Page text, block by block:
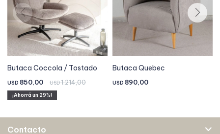
Butaca Coccola / Tostado
USD 850,00 USD1.214,00
29
Butaca Quebec
USD 890,00
Contacto